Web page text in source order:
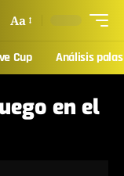
Aa
Cup Análisis palas
en el